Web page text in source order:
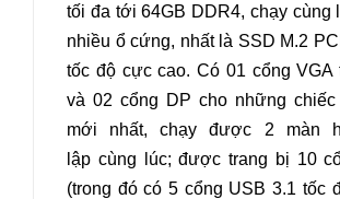
tối đa tới 64GB DDR4, chạy cùng
nhiều ổ cứng, nhất là SSD M.2
tốc độ cực cao. Có 01 cổng VGA
và 02 cổng DP cho những chiếc
mới nhất, chạy được 2 màn
lập cùng lúc; được trang bị 10
(trong đó có 5 cổng USB 3.1 tốc